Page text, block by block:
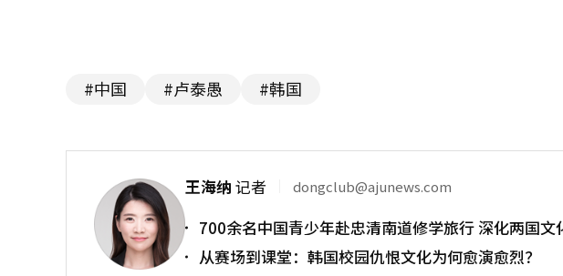
#中国 #卢泰愚 #韩国
王海纳 记者 dongclub@ajunews.com
700余名中国青少年赴忠清南道修学旅行 深化两国文
从赛场到课堂：韩国校园仇恨文化为何愈演愈烈？